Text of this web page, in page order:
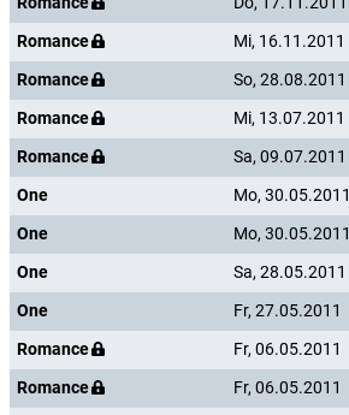
Romance
Mi, 16.11.2011
Romance
So, 28.08.2011
Romance
Mi, 13.07.2011
Romance
Sa, 09.07.2011
One
Mo, 30.05.2011
One
Mo, 30.05.2011
One
Sa, 28.05.2011
One
Fr, 27.05.2011
Romance
Fr, 06.05.2011
Romance
Fr, 06.05.2011